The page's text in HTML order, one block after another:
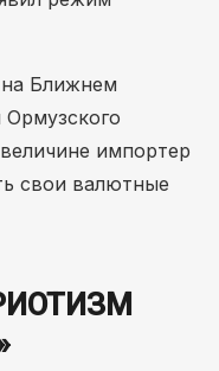
Ближнем
Ормузского
импортер
свои валютные